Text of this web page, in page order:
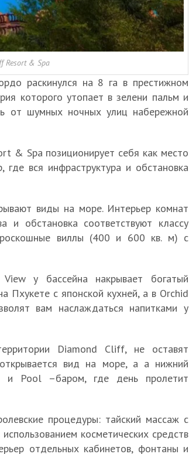
Resort & Spa
раскинулся на 8 га в престижном
которого утопает в зелени пальм и
от шумных ночных улиц набережной
& Spa позиционирует себя как место
вся инфраструктура и обстановка
виды на море. Интерьер комнат
и обстановка соответствуют классу
виллы (400 и 600 кв. м) с
у бассейна накрывает богатый
Пхукете с японской кухней, а в Orchid
вам наслаждаться напитками у
Diamond Cliff, не оставят
вид на море, а а нижний
и Pool –баром, где день пролетит
процедуры: тайский массаж с
косметических средств
отдельных кабинетов, фонтаны и